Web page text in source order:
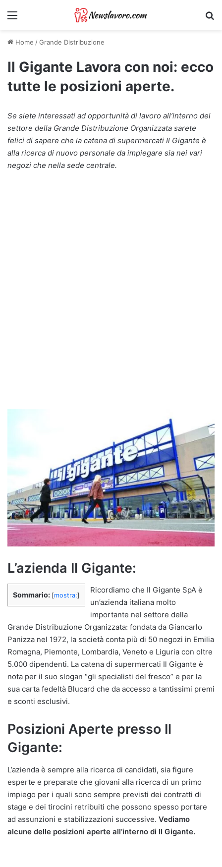
Menu
Home /Grande Distribuzione
Il Gigante Lavora con noi: ecco
tutte le posizioni aperte.
Se siete interessati ad opportunità di lavoro all’interno del
settore della Grande Distribuzione Organizzata sarete
felici di sapere che la catena di supermercati Il Gigante è
alla ricerca di nuovo personale da impiegare sia nei vari
negozi che nella sede centrale.
L’azienda Il Gigante:
Sommario: [mostra:]
Ricordiamo che Il Gigante SpA è
un’azienda italiana molto
importante nel settore della
Grande Distribuzione Organizzata: fondata da Giancarlo
Panizza nel 1972, la società conta più di 50 negozi in Emilia
Romagna, Piemonte, Lombardia, Veneto e Liguria con oltre
5.000 dipendenti. La catena di supermercati Il Gigante è
nota per il suo slogan “gli specialisti del fresco” e per la
sua carta fedeltà Blucard che da accesso a tantissimi premi
e sconti esclusivi.
Posizioni Aperte presso Il
Gigante:
L’azienda è sempre alla ricerca di candidati, sia figure
esperte e preparate che giovani alla ricerca di un primo
impiego per i quali sono sempre previsti dei contratti di
stage e dei tirocini retribuiti che possono spesso portare
ad assunzioni e stabilizzazioni successive. Vediamo
alcune delle posizioni aperte all’interno di Il Gigante.